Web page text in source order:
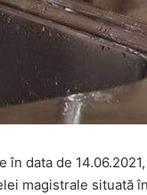
în data de
magistrale situată